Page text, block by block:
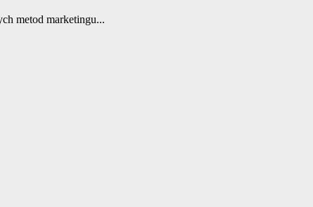
metod marketingu...